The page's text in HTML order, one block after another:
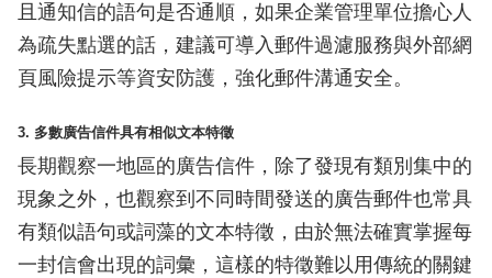
且通知信的語句是否通順，如果企業管理單位擔心人
為疏失點選的話，建議可導入郵件過濾服務與外部網
頁風險提示等資安防護，強化郵件溝通安全。
3. 多數廣告信件具有相似文本特徵
長期觀察一地區的廣告信件，除了發現有類別集中的
現象之外，也觀察到不同時間發送的廣告郵件也常具
有類似語句或詞藻的文本特徵，由於無法確實掌握每
一封信會出現的詞彙，這樣的特徵難以用傳統的關鍵